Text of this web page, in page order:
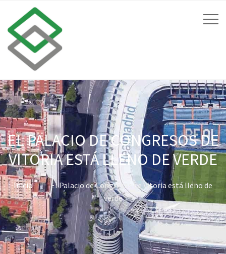
EL PALACIO DE CONGRESOS DE
VITORIA ESTÁ LLENO DE VERDE
Inicio
El Palacio de Congresos de Vitoria está lleno de
verde